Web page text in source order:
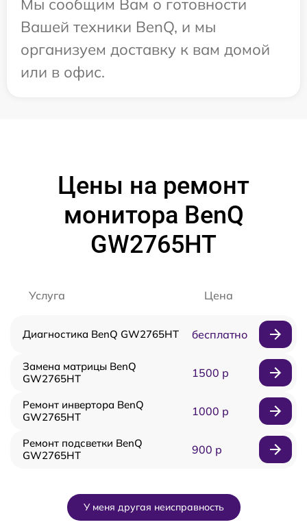
Мы сообщим Вам о готовности
Вашей техники BenQ, и мы
организуем доставку к вам домой
или в офис.
Цены на ремонт
монитора BenQ
GW2765HT
Услуга Цена
Диагностика BenQ GW2765HT бесплатно
Замена матрицы BenQ
GW2765HT
1500 р
Ремонт инвертора BenQ
GW2765HT
1000 р
Ремонт подсветки BenQ
GW2765HT
900 р
У меня другая неисправность